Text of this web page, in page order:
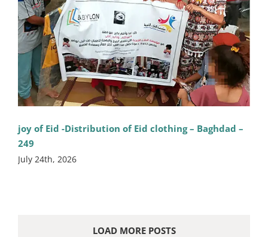
joy of Eid -Distribution of Eid clothing – Baghdad –
249
July 24th, 2026
LOAD MORE POSTS